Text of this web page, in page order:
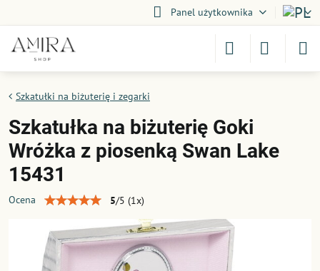
Panel użytkownika
Szkatułki na biżuterię i zegarki
Szkatułka na biżuterię Goki
Wróżka z piosenką Swan Lake
15431
Ocena 5/5 (1x)